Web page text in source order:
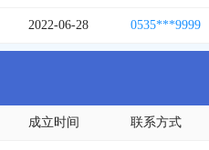
2022-06-28 0535***9999
成立时间 联系方式